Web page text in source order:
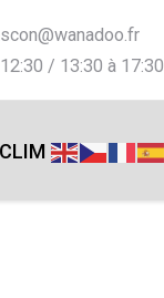
/ 13:30 à 17:30